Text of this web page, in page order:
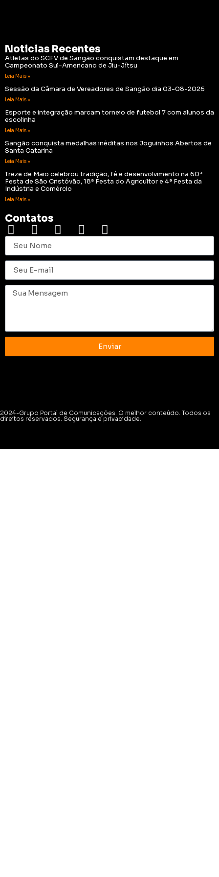
Noticias Recentes
Atletas do SCFV de Sangão conquistam destaque em
Campeonato Sul-Americano de Jiu-Jítsu
Leia Mais »
Sessão da Câmara de Vereadores de Sangão dia 03-08-2026
Leia Mais »
Esporte e integração marcam torneio de futebol 7 com alunos da
escolinha
Leia Mais »
Sangão conquista medalhas inéditas nos Joguinhos Abertos de
Santa Catarina
Leia Mais »
Treze de Maio celebrou tradição, fé e desenvolvimento na 60ª
Festa de São Cristóvão, 18ª Festa do Agricultor e 4ª Festa da
Indústria e Comércio
Leia Mais »
Contatos
Enviar
2024-Grupo Portal de Comunicações. O melhor conteúdo. Todos os
direitos reservados. Segurança e privacidade.